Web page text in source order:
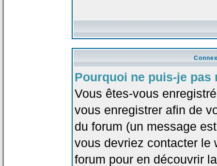
Pourquoi ne puis-je pas
Vous êtes-vous
vous enregistrer afin de
du forum (un message
vous devriez contacter le
forum pour en découvrir